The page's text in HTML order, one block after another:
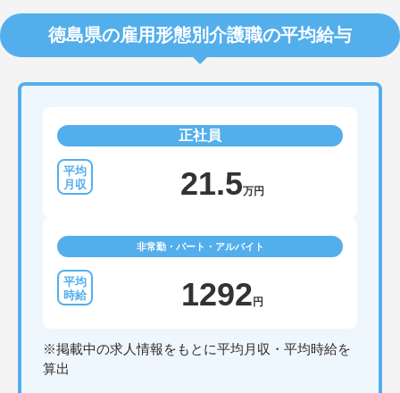
徳島県の雇用形態別介護職の平均給与
正社員
21.5万円
非常勤・パート・アルバイト
1292 円
※掲載中の求人情報をもとに平均月収・平均時給を
算出